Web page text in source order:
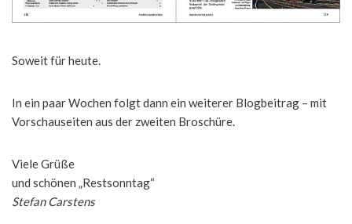
Soweit für heute.
In ein paar Wochen folgt dann ein weiterer Blogbeitrag – mit
Vorschauseiten aus der zweiten Broschüre.
Viele Grüße
und schönen „Restsonntag“
Stefan Carstens